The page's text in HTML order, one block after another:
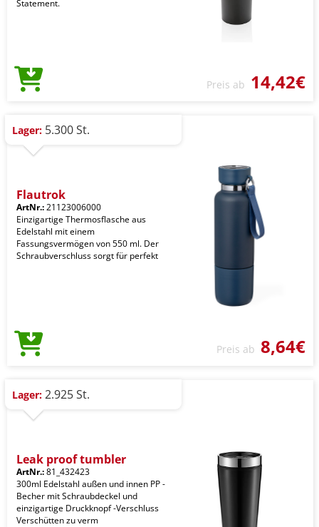
Statement.
Preis ab 14,42€
Lager: 5.300 St.
Flautrok
ArtNr.:21123006000
Einzigartige Thermosflasche aus
Edelstahl mit einem
Fassungsvermögen von 550 ml. Der
Schraubverschluss sorgt für perfekt
Preis ab 8,64€
Lager: 2.925 St.
Leak proof tumbler
ArtNr.:81_432423
300ml Edelstahl außen und innen PP -
Becher mit Schraubdeckel und
einzigartige Druckknopf -Verschluss
Verschütten zu verm